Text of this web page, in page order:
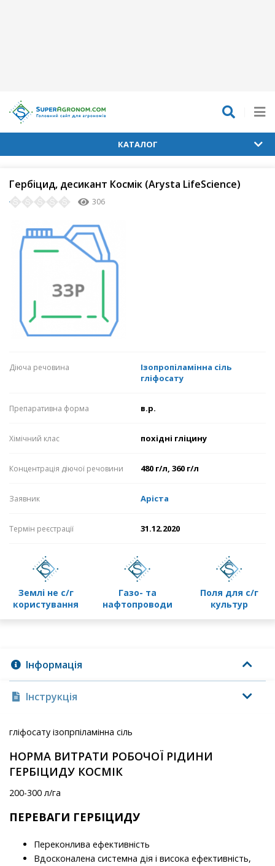
КАТАЛОГ
Гербіцид, десикант Космік (Arysta LifeScience)
306
Діюча речовина
Ізопропіламінна сіль
гліфосату
Препаративна форма в.р.
Хімічний клас похідні гліцину
Концентрація діючої речовини 480 г/л, 360 г/л
Заявник Аріста
Термін реєстрації 31.12.2020
землі не с/г
користування
газо- та
нафтопроводи
поля для с/г
культур
Інформація
Інструкція
гліфосату ізопрпіламінна сіль
НОРМА ВИТРАТИ РОБОЧОЇ РІДИНИ
ГЕРБІЦИДУ КОСМІК
200-300 л/га
ПЕРЕВАГИ ГЕРБІЦИДУ
Переконлива ефективність
Вдосконалена системна дія і висока ефективність,